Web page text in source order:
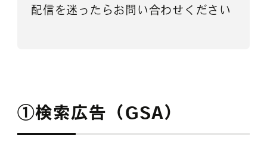
配信を迷ったらお問い合わせください
①検索広告（GSA）